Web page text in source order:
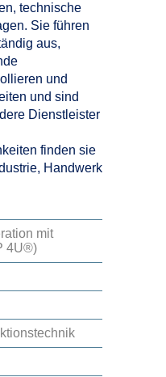
technische
Sie führen
aus,
und
und sind
Dienstleister
finden sie
Handwerk
mit
4U®)